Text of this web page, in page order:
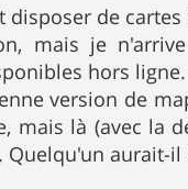
disposer de
mais je
hors ligne.
version de
mais là (avec la
Quelqu'un aurait-il